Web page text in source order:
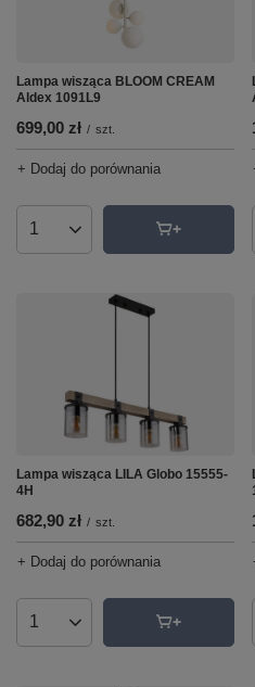
Lampa wisząca BLOOM CREAM
Aldex 1091L9
699,00 zł / szt.
+ Dodaj do porównania
Ilość produktów
Lampa wisząca LILA Globo 15555-
4H
682,90 zł / szt.
+ Dodaj do porównania
Ilość produktów